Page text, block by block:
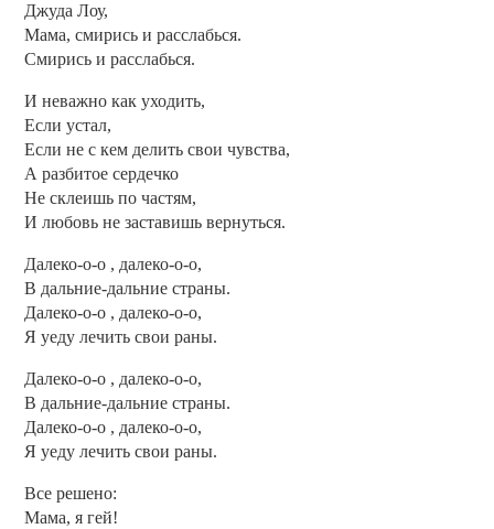
Джуда Лоу,
Мама, смирись и расслабься.
Смирись и расслабься.
И неважно как уходить,
Если устал,
Если не с кем делить свои чувства,
А разбитое сердечко
Не склеишь по частям,
И любовь не заставишь вернуться.
Далеко-о-о , далеко-о-о,
В дальние-дальние страны.
Далеко-о-о , далеко-о-о,
Я уеду лечить свои раны.
Далеко-о-о , далеко-о-о,
В дальние-дальние страны.
Далеко-о-о , далеко-о-о,
Я уеду лечить свои раны.
Все решено:
Мама, я гей!